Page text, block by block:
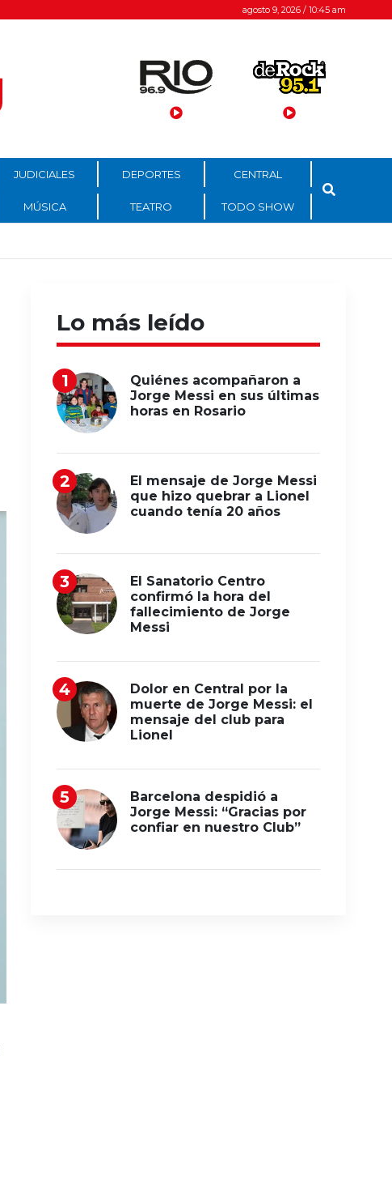
agosto 9, 2026 / 10:45 am
JUDICIALES DEPORTES CENTRAL
MÚSICA TEATRO TODO SHOW
Lo más leído
Quiénes acompañaron a
Jorge Messi en sus últimas
horas en Rosario
El mensaje de Jorge Messi
que hizo quebrar a Lionel
cuando tenía 20 años
El Sanatorio Centro
confirmó la hora del
fallecimiento de Jorge
Messi
Dolor en Central por la
muerte de Jorge Messi: el
mensaje del club para
Lionel
Barcelona despidió a
Jorge Messi: “Gracias por
confiar en nuestro Club”